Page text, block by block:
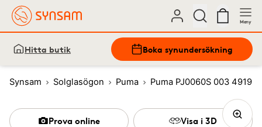
Meny
Hitta butik Boka synundersökning
Synsam Solglasögon Puma Puma PJ0060S 003 4919
Prova online Visa i 3D